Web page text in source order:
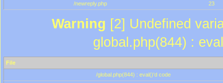
/newreply.php
23
Warning [2] Undefined
global.php(844) :
File
/global.php(844) : eval()'d code